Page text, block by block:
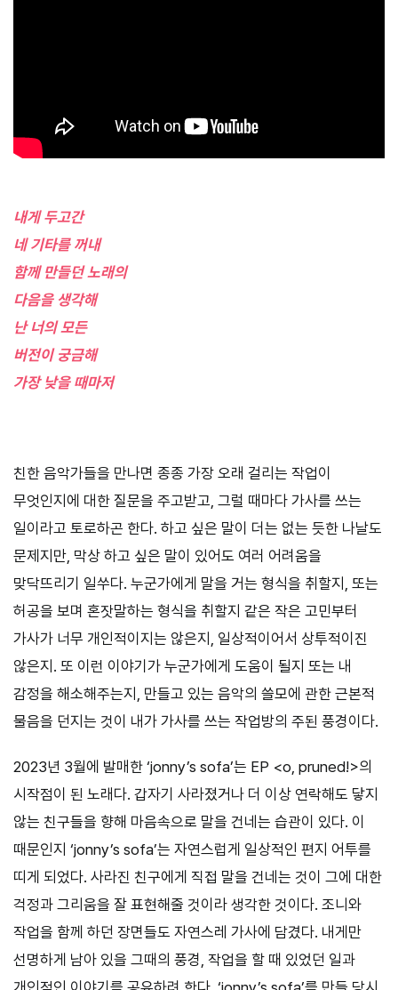
내게 두고간
네 기타를 꺼내
함께 만들던 노래의
다음을 생각해
난 너의 모든
버전이 궁금해
가장 낮을 때마저
친한 음악가들을 만나면 종종 가장 오래 걸리는 작업이
무엇인지에 대한 질문을 주고받고, 그럴 때마다 가사를 쓰는
일이라고 토로하곤 한다. 하고 싶은 말이 더는 없는 듯한 나날도
문제지만, 막상 하고 싶은 말이 있어도 여러 어려움을
맞닥뜨리기 일쑤다. 누군가에게 말을 거는 형식을 취할지, 또는
허공을 보며 혼잣말하는 형식을 취할지 같은 작은 고민부터
가사가 너무 개인적이지는 않은지, 일상적이어서 상투적이진
않은지. 또 이런 이야기가 누군가에게 도움이 될지 또는 내
감정을 해소해주는지, 만들고 있는 음악의 쓸모에 관한 근본적
물음을 던지는 것이 내가 가사를 쓰는 작업방의 주된 풍경이다.
2023년 3월에 발매한 ‘jonny’s sofa’는 EP <o, pruned!>의
시작점이 된 노래다. 갑자기 사라졌거나 더 이상 연락해도 닿지
않는 친구들을 향해 마음속으로 말을 건네는 습관이 있다. 이
때문인지 ‘jonny’s sofa’는 자연스럽게 일상적인 편지 어투를
띠게 되었다. 사라진 친구에게 직접 말을 건네는 것이 그에 대한
걱정과 그리움을 잘 표현해줄 것이라 생각한 것이다. 조니와
작업을 함께 하던 장면들도 자연스레 가사에 담겼다. 내게만
선명하게 남아 있을 그때의 풍경, 작업을 할 때 있었던 일과